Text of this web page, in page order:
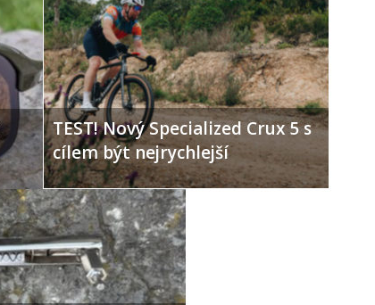
TEST! Nový Specialized Crux 5 s
cílem být nejrychlejší